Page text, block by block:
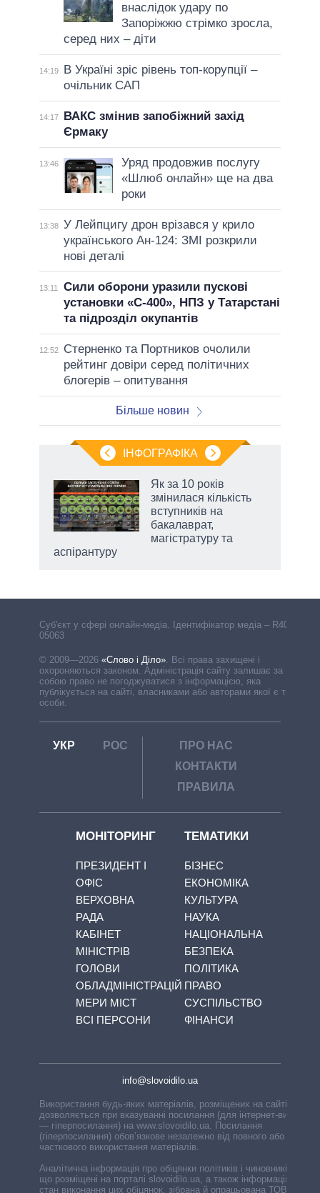
внаслідок удару по
Запоріжжю стрімко зросла,
серед них – діти
14:19
В Україні зріс рівень топ-корупції –
очільник САП
14:17
ВАКС змінив запобіжний захід
Єрмаку
13:46
Уряд продовжив послугу
«Шлюб онлайн» ще на два
роки
13:38 У Лейпцигу дрон врізався у крило
українського Ан-124: ЗМІ розкрили
нові деталі
13:11
Сили оборони уразили пускові
установки «С-400», НПЗ у Татарстані
та підрозділ окупантів
12:52
Стерненко та Портников очолили
рейтинг довіри серед політичних
блогерів – опитування
Більше новин
ІНФОГРАФІКА
Як за 10 років
змінилася кількість
вступників на
бакалаврат,
магістратуру та
аспірантуру
Cуб'єкт у сфері онлайн-медіа. Ідентифікатор медіа – R40-
05063
© 2009—2026 «Слово і Діло». Всі права захищені і
охороняються законом. Адміністрація сайту залишає за
собою право не погоджуватися з інформацією, яка
публікується на сайті, власниками або авторами якої є треті
особи.
УКР РОС
ПРО НАС
КОНТАКТИ
ПРАВИЛА
МОНІТОРИНГ
ПРЕЗИДЕНТ І
ОФІС
ВЕРХОВНА
РАДА
КАБІНЕТ
МІНІСТРІВ
ГОЛОВИ
ОБЛАДМІНІСТРАЦІЙ
МЕРИ МІСТ
ВСІ ПЕРСОНИ
ТЕМАТИКИ
БІЗНЕС
ЕКОНОМІКА
КУЛЬТУРА
НАУКА
НАЦІОНАЛЬНА
БЕЗПЕКА
ПОЛІТИКА
ПРАВО
СУСПІЛЬСТВО
ФІНАНСИ
info@slovoidilo.ua
Використання будь-яких матеріалів, розміщених на сайті,
дозволяється при вказуванні посилання (для інтернет-видань
— гіперпосилання) на www.slovoidilo.ua. Посилання
(гіперпосилання) обов’язкове незалежно від повного або
часткового використання матеріалів.
Аналітична інформація про обіцянки політиків і чиновників,
що розміщені на порталі slovoidilo.ua, а також інформація про
стан виконання цих обіцянок, зібрана й опрацьована ТОВ «ІА